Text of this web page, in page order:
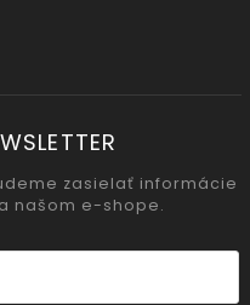
zasielať informácie
našom e-shope.